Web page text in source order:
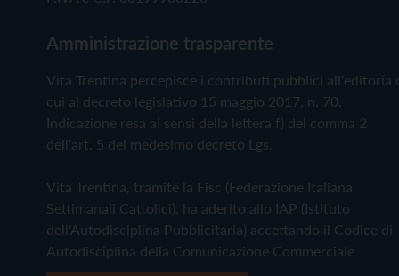
Amministrazione trasparente
Vita Trentina percepisce i contributi pubblici all'editoria
cui al decreto legislativo 15 maggio 2017, n. 70.
Indicazione resa ai sensi della lettera f) del comma 2
dell'art. 5 del medesimo decreto Lgs.
Vita Trentina, tramite la Fisc (Federazione Italiana
Settimanali Cattolici), ha aderito allo IAP (Istituto
dell'Autodisciplina Pubblicitaria) accettando il Codice di
Autodisciplina della Comunicazione Commerciale